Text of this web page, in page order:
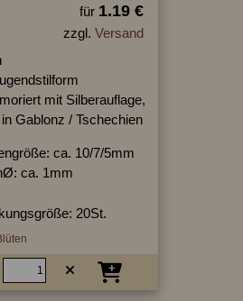
für 1.19 €
zzgl. Versand
mit Silberauflage,
Gablonz / Tschechien
ca. 10/7/5mm
ca. 1mm
20St.